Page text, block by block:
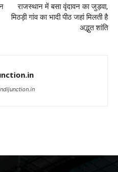
राजस्थान में बसा वृंदावन का जुड़वा,
मिठड़ी गांव का भादी पीठ जहां मिलती है
अद्भुत शांति